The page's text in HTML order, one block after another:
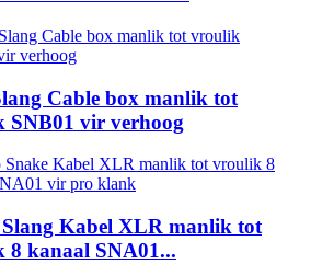
Cable box manlik tot
SNB01 vir verhoog
Kabel XLR manlik tot
8 kanaal SNA01...